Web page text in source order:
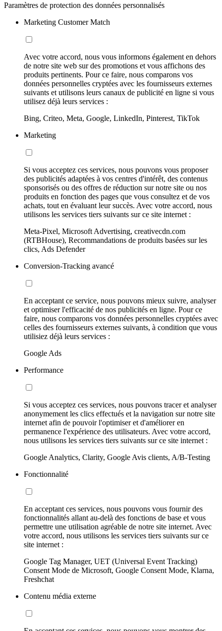
Paramètres de protection des données personnalisés
Marketing Customer Match
Avec votre accord, nous vous informons également en dehors
de notre site web sur des promotions et vous affichons des
produits pertinents. Pour ce faire, nous comparons vos
données personnelles cryptées avec les fournisseurs externes
suivants et utilisons leurs canaux de publicité en ligne si vous
utilisez déjà leurs services :
Bing, Criteo, Meta, Google, LinkedIn, Pinterest, TikTok
Marketing
Si vous acceptez ces services, nous pouvons vous proposer
des publicités adaptées à vos centres d'intérêt, des contenus
sponsorisés ou des offres de réduction sur notre site ou nos
produits en fonction des pages que vous consultez et de vos
achats, tout en évaluant leur succès. Avec votre accord, nous
utilisons les services tiers suivants sur ce site internet :
Meta-Pixel, Microsoft Advertising, creativecdn.com
(RTBHouse), Recommandations de produits basées sur les
clics, Ads Defender
Conversion-Tracking avancé
En acceptant ce service, nous pouvons mieux suivre, analyser
et optimiser l'efficacité de nos publicités en ligne. Pour ce
faire, nous comparons vos données personnelles cryptées avec
celles des fournisseurs externes suivants, à condition que vous
utilisiez déjà leurs services :
Google Ads
Performance
Si vous acceptez ces services, nous pouvons tracer et analyser
anonymement les clics effectués et la navigation sur notre site
internet afin de pouvoir l'optimiser et d'améliorer en
permanence l'expérience des utilisateurs. Avec votre accord,
nous utilisons les services tiers suivants sur ce site internet :
Google Analytics, Clarity, Google Avis clients, A/B-Testing
Fonctionnalité
En acceptant ces services, nous pouvons vous fournir des
fonctionnalités allant au-delà des fonctions de base et vous
permettre une utilisation agréable de notre site internet. Avec
votre accord, nous utilisons les services tiers suivants sur ce
site internet :
Google Tag Manager, UET (Universal Event Tracking)
Consent Mode de Microsoft, Google Consent Mode, Klarna,
Freshchat
Contenu média externe